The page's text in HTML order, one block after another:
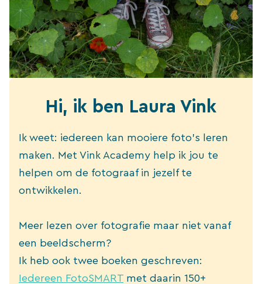
Hi, ik ben Laura Vink
Ik weet: iedereen kan mooiere foto’s leren
maken. Met Vink Academy help ik jou te
helpen om de fotograaf in jezelf te
ontwikkelen.
Meer lezen over fotografie maar niet vanaf
een beeldscherm?
Ik heb ook twee boeken geschreven:
Iedereen FotoSMART met daarin 150+